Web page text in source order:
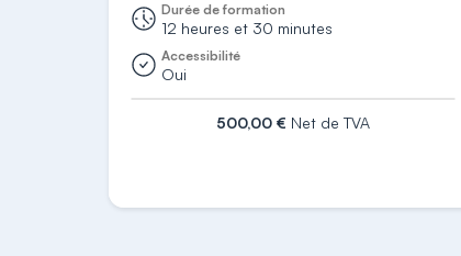
Durée de formation
12 heures et 30 minutes
Accessibilité
Oui
500,00 € Net de TVA